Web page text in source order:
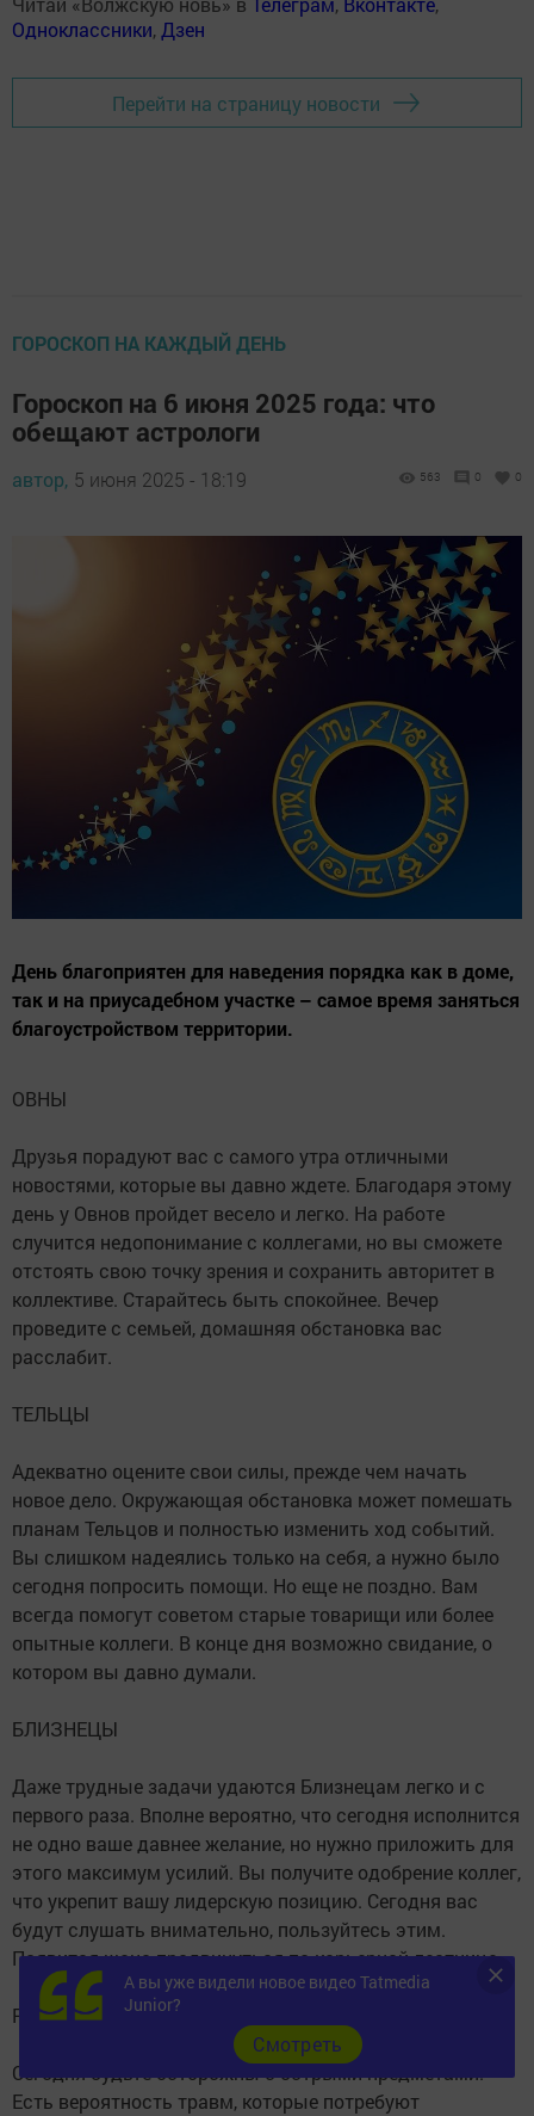
Одноклассники,Дзен
Перейти на страницу новости
ГОРОСКОП НА КАЖДЫЙ ДЕНЬ
Гороскоп на 6 июня 2025 года: что
обещают астрологи
автор, 5 июня 2025 - 18:19 563 0 0
День благоприятен для наведения порядка как в доме,
так и на приусадебном участке – самое время заняться
благоустройством территории.
ОВНЫ
Друзья порадуют вас с самого утра отличными
новостями, которые вы давно ждете. Благодаря этому
день у Овнов пройдет весело и легко. На работе
случится недопонимание с коллегами, но вы сможете
отстоять свою точку зрения и сохранить авторитет в
коллективе. Старайтесь быть спокойнее. Вечер
проведите с семьей, домашняя обстановка вас
расслабит.
ТЕЛЬЦЫ
Адекватно оцените свои силы, прежде чем начать
новое дело. Окружающая обстановка может помешать
планам Тельцов и полностью изменить ход событий.
Вы слишком надеялись только на себя, а нужно было
сегодня попросить помощи. Но еще не поздно. Вам
всегда помогут советом старые товарищи или более
опытные коллеги. В конце дня возможно свидание, о
котором вы давно думали.
БЛИЗНЕЦЫ
Даже трудные задачи удаются Близнецам легко и с
первого раза. Вполне вероятно, что сегодня исполнится
не одно ваше давнее желание, но нужно приложить для
этого максимум усилий. Вы получите одобрение коллег,
что укрепит вашу лидерскую позицию. Сегодня вас
будут слушать внимательно, пользуйтесь этим.
Появится шанс продвинуться по карьерной лестнице.
РАКИ
Сегодня будьте осторожны с острыми предметами.
Есть вероятность травм, которые потребуют
А вы уже видели новое видео Tatmedia
Junior?
Cмотреть